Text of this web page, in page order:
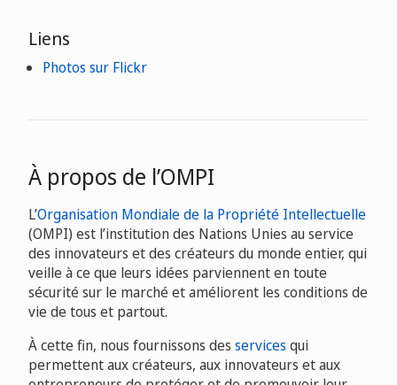
Liens
Photos sur Flickr
À propos de l’OMPI
L’Organisation Mondiale de la Propriété Intellectuelle
(OMPI) est l’institution des Nations Unies au service
des innovateurs et des créateurs du monde entier, qui
veille à ce que leurs idées parviennent en toute
sécurité sur le marché et améliorent les conditions de
vie de tous et partout.
À cette fin, nous fournissons des services qui
permettent aux créateurs, aux innovateurs et aux